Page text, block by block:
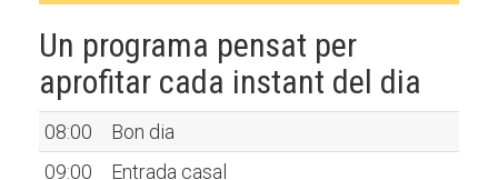
Un programa pensat per
aprofitar cada instant del dia
08:00
Bon dia
09:00
Entrada casal